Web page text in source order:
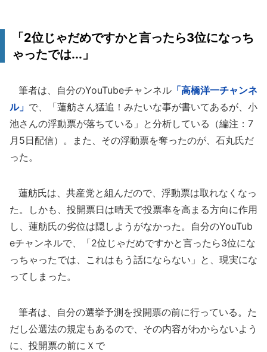
「2位じゃだめですかと言ったら3位になっち
ゃったでは...」
筆者は、自分のYouTubeチャンネル 「高橋洋一チャンネ
ル」 で、「蓮舫さん猛追！みたいな事が書いてあるが、小
池さんの浮動票が落ちている」と分析している（編注：7
月5日配信）。また、その浮動票を奪ったのが、石丸氏だ
った。
蓮舫氏は、共産党と組んだので、浮動票は取れなくなっ
た。しかも、投開票日は晴天で投票率を高まる方向に作用
し、蓮舫氏の劣位は隠しようがなかった。自分のYouTub
eチャンネルで、「2位じゃだめですかと言ったら3位にな
っちゃったでは、これはもう話にならない」と、現実にな
ってしまった。
筆者は、自分の選挙予測を投開票の前に行っている。た
だし公選法の規定もあるので、その内容がわからないよう
に、投開票の前にＸで